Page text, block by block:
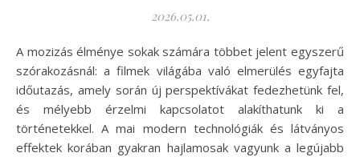
2026.05.01.
A mozizás élménye sokak számára többet jelent egyszerű
szórakozásnál: a filmek világába való elmerülés egyfajta
időutazás, amely során új perspektívákat fedezhetünk fel,
és mélyebb érzelmi kapcsolatot alakíthatunk ki a
történetekkel. A mai modern technológiák és látványos
effektek korában gyakran hajlamosak vagyunk a legújabb